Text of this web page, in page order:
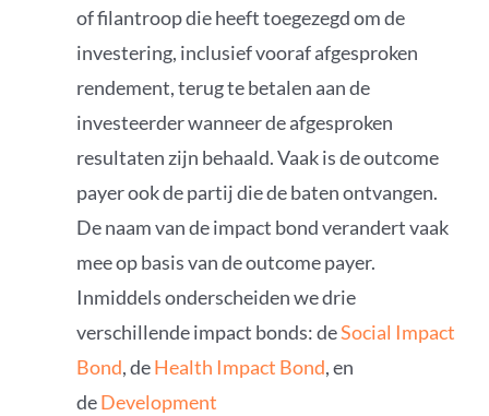
of filantroop die heeft toegezegd om de
investering, inclusief vooraf afgesproken
rendement, terug te betalen aan de
investeerder wanneer de afgesproken
resultaten zijn behaald. Vaak is de outcome
payer ook de partij die de baten ontvangen.
De naam van de impact bond verandert vaak
mee op basis van de outcome payer.
Inmiddels onderscheiden we drie
verschillende impact bonds: deSocial Impact
Bond, deHealth Impact Bond, en
deDevelopment